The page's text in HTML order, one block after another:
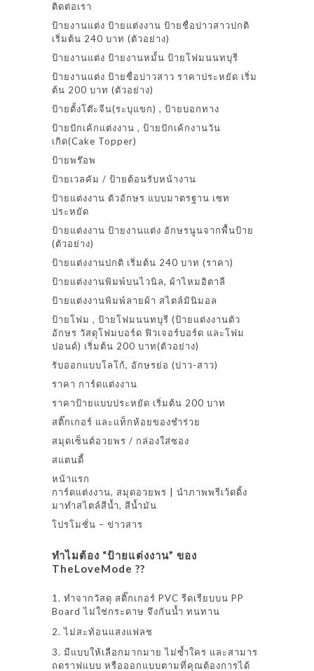
ติดต่อเรา
ป้ายงานแต่ง ป้ายแต่งงาน ป้ายชื่อบ่าวสาวปกติ
เริ่มต้น 240 บาท (ตัวอย่าง)
ป้ายงานแต่ง ป้ายงานหมั้น ป้ายโฟมนนทบุรี
ป้ายงานแต่ง ป้ายชื่อบ่าวสาว ราคาประหยัด เริ่ม
ต้น 200 บาท (ตัวอย่าง)
ป้ายตั้งโต๊ะจีน(ระบุแขก) , ป้ายบอกทาง
ป้ายปักเค้กแต่งงาน , ป้ายปักเค้กงานวัน
เกิด(Cake Topper)
ป้ายพร๊อพ
ป้ายเวลคัม / ป้ายต้อนรับหน้างาน
ป้ายแต่งงาน ตัวอักษร แบบมาตรฐาน เซท
ประหยัด
ป้ายแต่งงาน ป้ายงานแต่ง อักษรนูนจากพื้นป้าย
(ตัวอย่าง)
ป้ายแต่งงานปกติ เริ่มต้น 240 บาท (ราคา)
ป้ายแต่งงานพิมพ์บนไวนิล, ผ้าไหมอิตาลี
ป้ายแต่งงานพิมพ์ลายผ้า สไตล์มินิมอล
ป้ายโฟม , ป้ายโฟมนนทบุรี (ป้ายแต่งงานตัว
อักษร วัสดุโฟมบอร์ด ฟิวเจอร์บอร์ด และโฟม
ปอนด์) เริ่มต้น 200 บาท(ตัวอย่าง)
รับออกแบบโลโก้, อักษรย่อ (บ่าว-สาว)
ราคา การ์ดแต่งงาน
ราคาป้ายแบบประหยัด เริ่มต้น 200 บาท
สติ๊กเกอร์ และแท็กห้อยของชำร่วย
สมุดเซ็นต์อวยพร / กล่องใส่ซอง
สแตนดี้
หน้าแรก
การ์ดแต่งงาน, สมุดอวยพร | นำภาพพรีเว้ดดิ้ง
มาทำสไตล์สีน้ำ, สีน้ำมัน
โปรโมชั่น – ข่าวสาร
ทำไมต้อง “ป้ายแต่งงาน” ของ
TheLoveMode ??
1. ทำจากวัสดุ สติ๊กเกอร์ PVC รีดเรียบบน PP
Board ไม่ใช่กระดาษ จึงกันน้ำ ทนทาน
2. ไม่สะท้อนแสงแฟลช
3. มีแบบให้เลือกมากมาย ไม่ซ้ำใคร และสามาร
ถดราฟแบบ หรือออกแบบตามที่คุณต้องการได้